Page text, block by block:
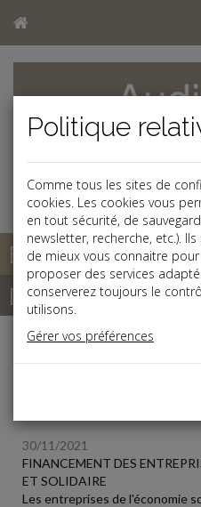
Base documentaire
Dépêches
Liste des dernières
30/11/2021
FINANCEMENT DES
ET SOLIDAIRE
Les entreprises de l'économie
Comme tous les sites de
cookies. Les cookies vous
en tout sécurité, de
newsletter, recherche, etc.).
de mieux vous connaitre
proposer des services
conserverez toujours le
utilisons.
Gérer vos préférences